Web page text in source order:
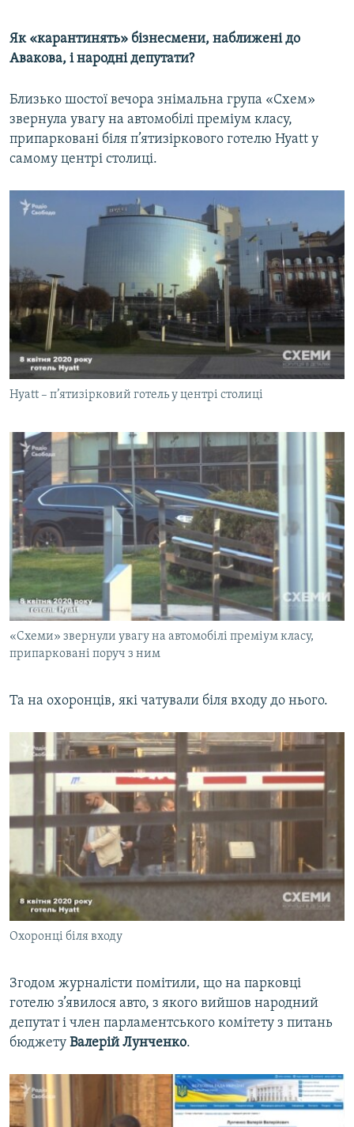
Як «карантинять» бізнесмени, наближені до
Авакова, і народні депутати?
Близько шостої вечора знімальна група «Схем»
звернула увагу на автомобілі преміум класу,
припарковані біля п’ятизіркового готелю Hyatt у
самому центрі столиці.
Hyatt – п’ятизірковий готель у центрі столиці
«Схеми» звернули увагу на автомобілі преміум класу,
припарковані поруч з ним
Та на охоронців, які чатували біля входу до нього.
Охоронці біля входу
Згодом журналісти помітили, що на парковці
готелю з’явилося авто, з якого вийшов народний
депутат і член парламентського комітету з питань
бюджету Валерій Лунченко.